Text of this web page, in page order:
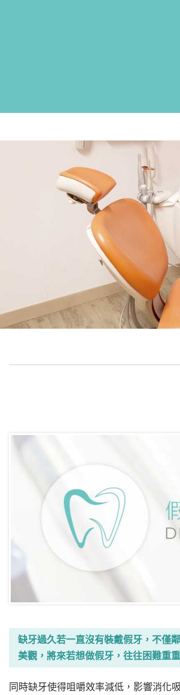
缺牙過久若一直沒有裝戴假牙，不僅
美觀，將來若想做假牙，往往困難重
同時缺牙使得咀嚼效率減低，影響消化